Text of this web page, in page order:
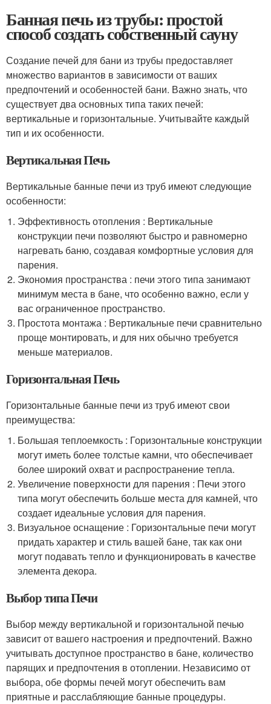
Банная печь из трубы: простой
способ создать собственный сауну
Создание печей для бани из трубы предоставляет
множество вариантов в зависимости от ваших
предпочтений и особенностей бани. Важно знать, что
существует два основных типа таких печей:
вертикальные и горизонтальные. Учитывайте каждый
тип и их особенности.
Вертикальная Печь
Вертикальные банные печи из труб имеют следующие
особенности:
Эффективность отопления : Вертикальные
конструкции печи позволяют быстро и равномерно
нагревать баню, создавая комфортные условия для
парения.
Экономия пространства : печи этого типа занимают
минимум места в бане, что особенно важно, если у
вас ограниченное пространство.
Простота монтажа : Вертикальные печи сравнительно
проще монтировать, и для них обычно требуется
меньше материалов.
Горизонтальная Печь
Горизонтальные банные печи из труб имеют свои
преимущества:
Большая теплоемкость : Горизонтальные конструкции
могут иметь более толстые камни, что обеспечивает
более широкий охват и распространение тепла.
Увеличение поверхности для парения : Печи этого
типа могут обеспечить больше места для камней, что
создает идеальные условия для парения.
Визуальное оснащение : Горизонтальные печи могут
придать характер и стиль вашей бане, так как они
могут подавать тепло и функционировать в качестве
элемента декора.
Выбор типа Печи
Выбор между вертикальной и горизонтальной печью
зависит от вашего настроения и предпочтений. Важно
учитывать доступное пространство в бане, количество
парящих и предпочтения в отоплении. Независимо от
выбора, обе формы печей могут обеспечить вам
приятные и расслабляющие банные процедуры.